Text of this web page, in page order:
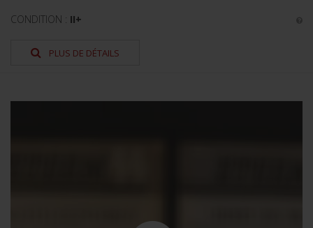
CONDITION : II+
PLUS DE DÉTAILS